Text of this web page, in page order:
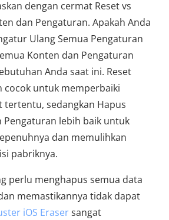
dengan cermat Reset vs
dan Pengaturan. Apakah Anda
Ulang Semua Pengaturan
Konten dan Pengaturan
Anda saat ini. Reset
cocok untuk memperbaiki
tertentu, sedangkan Hapus
Pengaturan lebih baik untuk
dan memulihkan
pabriknya.
perlu menghapus semua data
memastikannya tidak dapat
iOS Erasersangat